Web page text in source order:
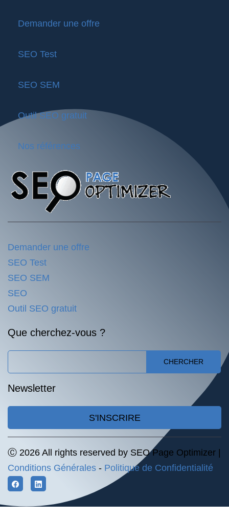
Demander une offre
SEO Test
SEO SEM
Outil SEO gratuit
Nos références
Demander une offre
SEO Test
SEO SEM
SEO
Outil SEO gratuit
Que cherchez-vous ?
CHERCHER
Newsletter
S'INSCRIRE
Ⓒ 2026 All rights reserved by SEO Page Optimizer |
Conditions Générales - Politique de Confidentialité